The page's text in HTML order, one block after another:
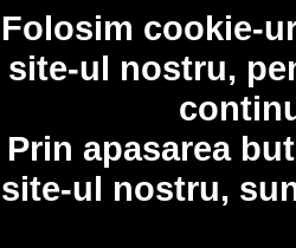
Folosim cookie-
site-ul nostru,
Prin apasarea
site-ul nostru,